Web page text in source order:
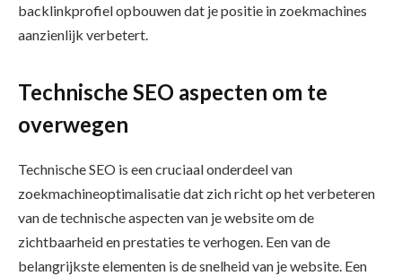
backlinkprofiel opbouwen dat je positie in zoekmachines
aanzienlijk verbetert.
Technische SEO aspecten om te
overwegen
Technische SEO is een cruciaal onderdeel van
zoekmachineoptimalisatie dat zich richt op het verbeteren
van de technische aspecten van je website om de
zichtbaarheid en prestaties te verhogen. Een van de
belangrijkste elementen is de snelheid van je website. Een